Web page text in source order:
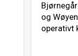
og
operativt